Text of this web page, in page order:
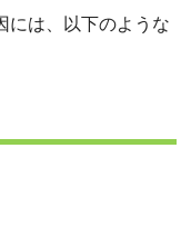
には、以下のような